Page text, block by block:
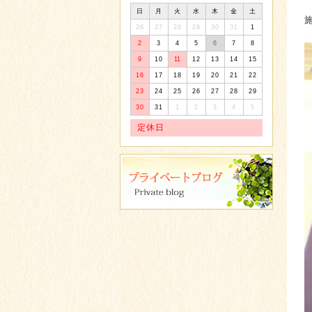
日 月 火 水 木 金 土
26 27 28 29 30 31 1
2 3 4 5 6 7 8
9 10 11 12 13 14 15
16 17 18 19 20 21 22
23 24 25 26 27 28 29
30 31 1 2 3 4 5
定休日